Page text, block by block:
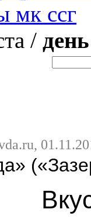
мк ссг
/